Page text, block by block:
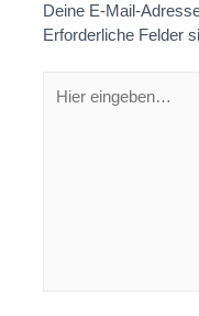
Deine E-Mail-
Erforderliche Felder